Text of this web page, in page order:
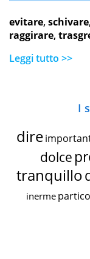
evitare,schivare
raggirare,
Leggi tutto >>
I
dire
dolce
tranquillo
inerme